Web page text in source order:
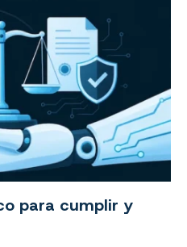
para cumplir y